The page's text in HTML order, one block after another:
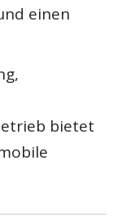
einen
bietet